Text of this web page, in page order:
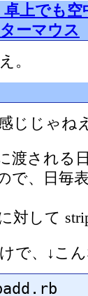
卓上でも
ーマウス
。
じじゃね
渡される
で、日毎
対して
で、↓こん